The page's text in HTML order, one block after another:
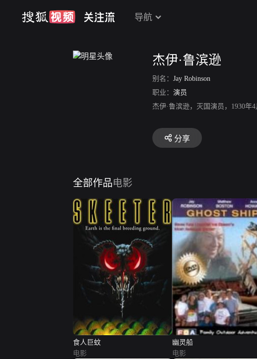
导航
杰伊·鲁滨逊
别名： Jay Robinson
职业： 演员
杰伊·鲁滨逊，灭国演员，1930年
分享
全部作品电影
食人巨蚊
电影
幽灵船
电影